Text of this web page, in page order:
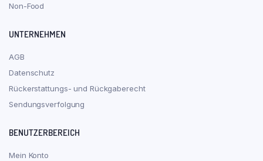
Non-Food
UNTERNEHMEN
AGB
Datenschutz
Rückerstattungs- und Rückgaberecht
Sendungsverfolgung
BENUTZERBEREICH
Mein Konto